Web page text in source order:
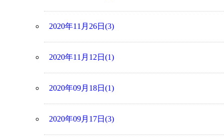
2020年11月26日(3)
2020年11月12日(1)
2020年09月18日(1)
2020年09月17日(3)